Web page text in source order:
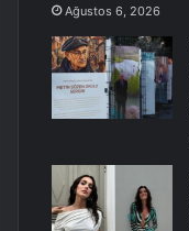
Ağustos 6, 2026